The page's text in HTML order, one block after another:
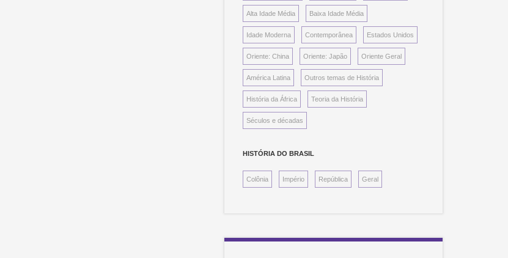
Alta Idade Média Baixa Idade Média
Idade Moderna Contemporânea Estados Unidos
Oriente: China Oriente: Japão Oriente Geral
América Latina Outros temas de História
História da África Teoria da História
Séculos e décadas
HISTÓRIA DO BRASIL
Colônia Império República Geral